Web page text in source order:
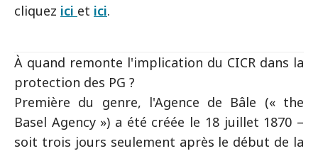
cliquez ici et ici.
À quand remonte l'implication du CICR dans la
protection des PG ?
Première du genre, l'Agence de Bâle (« the
Basel Agency ») a été créée le 18 juillet 1870 –
soit trois jours seulement après le début de la